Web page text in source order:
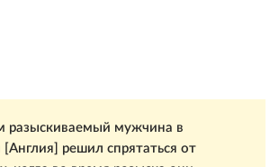
разыскиваемый мужчина в
решил спрятаться от